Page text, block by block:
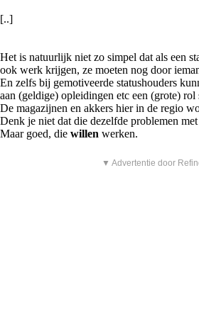
[..]
Het is natuurlijk niet zo simpel dat als een
ook werk krijgen, ze moeten nog door
En zelfs bij gemotiveerde statushouders
aan (geldige) opleidingen etc een (grote) rol
De magazijnen en akkers hier in de regio
Denk je niet dat die dezelfde problemen
Maar goed, die willen werken.
▼ Advertentie door